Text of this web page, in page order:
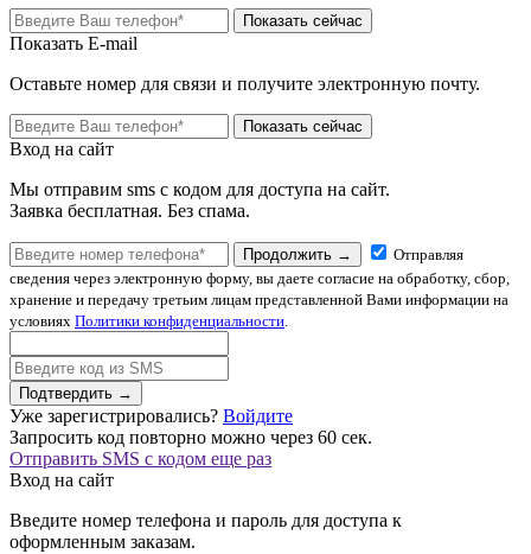
Показать сейчас
Показать E-mail
Оставьте номер для связи и получите электронную почту.
Показать сейчас
Вход на сайт
Мы отправим sms с кодом для доступа на сайт.
Заявка бесплатная. Без спама.
Продолжить →
Отправляя
сведения через электронную форму, вы даете согласие на обработку, сбор,
хранение и передачу третьим лицам представленной Вами информации на
условиях Политики конфиденциальности.
Подтвердить →
Уже зарегистрировались? Войдите
Запросить код повторно можно через 60 сек.
Отправить SMS с кодом еще раз
Вход на сайт
Введите номер телефона и пароль для доступа к
оформленным заказам.